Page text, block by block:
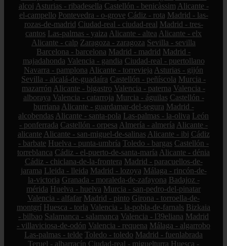
alcoi Asturias - ribadesella Castellón - benicàssim Alicante -
el-campello Pontevedra - o-grove Cádiz - rota Madrid - las-
rozas-de-madrid Ciudad-real - ciudad-real Madrid - tres-
cantos Las-palmas - yaiza Alicante - altea Alicante - elx
Alicante - calp Zaragoza - zaragoza Sevilla - sevilla
Barcelona - barcelona Madrid - madrid Madrid -
majadahonda Valencia - gandia Ciudad-real - puertollano
Navarra - pamplona Alicante - torrevieja Asturias - gijón
Sevilla - alcalá-de-guadaíra Castellón - peñíscola Murcia -
mazarrón Alicante - bigastro Valencia - paterna Valencia -
alboraya Valencia - catarroja Murcia - águilas Castellón -
burriana Alicante - guardamar-del-segura Madrid -
alcobendas Alicante - santa-pola Las-palmas - la-oliva León
- ponferrada Castellón - orpesa Almería - almería Alicante -
alicante Alicante - san-miguel-de-salinas Alicante - ibi Cádiz
- barbate Huelva - punta-umbría Toledo - bargas Castellón -
torreblanca Cádiz - el-puerto-de-santa-maría Alicante - dénia
Cádiz - chiclana-de-la-frontera Madrid - paracuellos-de-
jarama Lleida - lleida Madrid - lozoya Málaga - rincón-de-
la-victoria Granada - moraleda-de-zafayona Badajoz -
mérida Huelva - huelva Murcia - san-pedro-del-pinatar
Valencia - alfafar Madrid - pinto Girona - torroella-de-
montgrí Huesca - torla Valencia - la-pobla-de-farnals Bizkaia
- bilbao Salamanca - salamanca Valencia - l39eliana Madrid
- villaviciosa-de-odón Valencia - requena Málaga - algarrobo
Las-palmas - telde Toledo - toledo Madrid - fuenlabrada
Teruel - albarracín Ciudad-real - miguelturra Huesca -